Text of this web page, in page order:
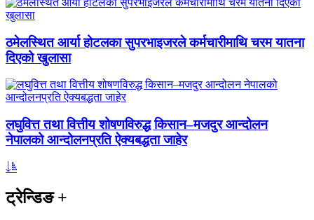
ठमेलस्थित आर्या होटलका सुपरभाइजरले कर्मचारीमाथि चरम यातना
दिएको खुलासा
लघुवित्त तथा वित्तीय शोषणविरुद्ध किसान–मजदुर आन्दोलन
नेपालको आन्दोलनप्रति ऐक्यबद्धता जाहेर
ट्रेन्डिङ+